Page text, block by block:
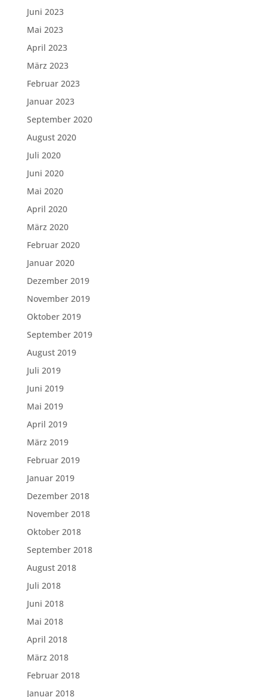
Juni 2023
Mai 2023
April 2023
März 2023
Februar 2023
Januar 2023
September 2020
August 2020
Juli 2020
Juni 2020
Mai 2020
April 2020
März 2020
Februar 2020
Januar 2020
Dezember 2019
November 2019
Oktober 2019
September 2019
August 2019
Juli 2019
Juni 2019
Mai 2019
April 2019
März 2019
Februar 2019
Januar 2019
Dezember 2018
November 2018
Oktober 2018
September 2018
August 2018
Juli 2018
Juni 2018
Mai 2018
April 2018
März 2018
Februar 2018
Januar 2018